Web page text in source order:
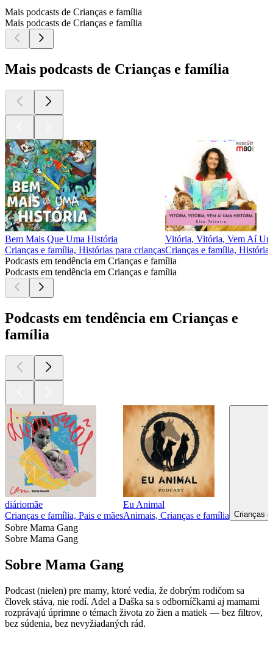
Mais podcasts de Crianças e família
Mais podcasts de Crianças e família
Mais podcasts de Crianças e família
Bem Mais Que Uma História
Crianças e família, Histórias para crianças
Vitória, Vitória, Vem Aí
Crianças e família,
Podcasts em tendência em Crianças e família
Podcasts em tendência em Crianças e família
Podcasts em tendência em Crianças e
família
diáriomãe
Crianças e família, Pais e mães
Eu Animal
Animais, Crianças e família Crianças
Sobre Mama Gang
Sobre Mama Gang
Sobre Mama Gang
Podcast (nielen) pre mamy, ktoré vedia, že dobrým rodičom sa
človek stáva, nie rodí. Adel a Daška sa s odborníčkami aj mamami
rozprávajú úprimne o témach života zo žien a matiek — bez filtrov,
bez súdenia, bez nevyžiadaných rád.